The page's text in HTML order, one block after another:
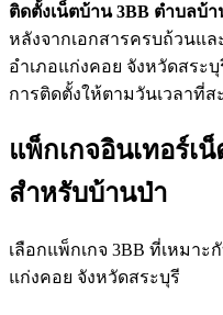
ติดตั้งเน็ตบ้าน 3BB ตำบลบ้
หลังจากเอกสารครบถ้วนแ
อำเภอแก่งคอย จังหวัดสระ
การติดตั้งให้ตามวันเวลาที่ส
แพ็กเกจอินเทอร์เ
สำหรับบ้านป่า
เลือกแพ็กเกจ 3BB ที่เหมา
แก่งคอย จังหวัดสระบุรี